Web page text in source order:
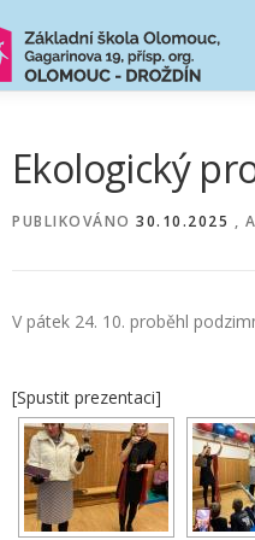
Ekologický
PUBLIKOVÁNO 30.10.2025 ,
V pátek 24. 10. proběhl
[Spustit prezentaci]